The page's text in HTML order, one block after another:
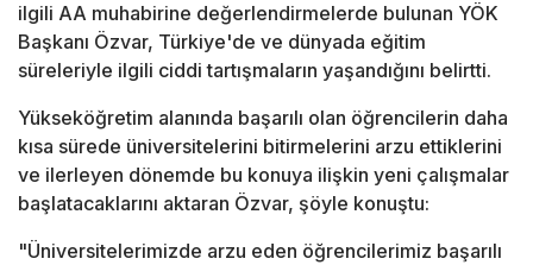
ilgili AA muhabirine değerlendirmelerde bulunan YÖK
Başkanı Özvar, Türkiye'de ve dünyada eğitim
süreleriyle ilgili ciddi tartışmaların yaşandığını belirtti.
Yükseköğretim alanında başarılı olan öğrencilerin daha
kısa sürede üniversitelerini bitirmelerini arzu ettiklerini
ve ilerleyen dönemde bu konuya ilişkin yeni çalışmalar
başlatacaklarını aktaran Özvar, şöyle konuştu:
"Üniversitelerimizde arzu eden öğrencilerimiz başarılı